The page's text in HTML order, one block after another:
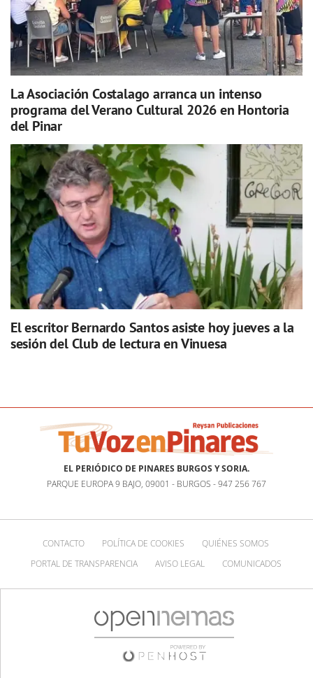
La Asociación Costalago arranca un intenso
programa del Verano Cultural 2026 en Hontoria
del Pinar
El escritor Bernardo Santos asiste hoy jueves a la
sesión del Club de lectura en Vinuesa
EL PERIÓDICO DE PINARES BURGOS Y SORIA.
PARQUE EUROPA 9 BAJO, 09001 - BURGOS - 947 256 767
CONTACTO POLÍTICA DE COOKIES
QUIÉNES SOMOS
PORTAL DE TRANSPARENCIA
AVISO LEGAL COMUNICADOS